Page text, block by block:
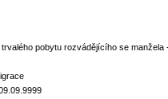
pobytu rozvádějícího se manžela